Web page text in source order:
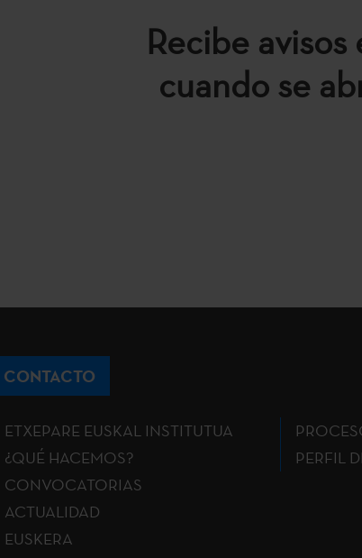
Recibe
cuando se
CONTACTO
ETXEPARE EUSKAL INSTITUTUA
¿QUÉ HACEMOS?
CONVOCATORIAS
ACTUALIDAD
EUSKERA
PERFIL